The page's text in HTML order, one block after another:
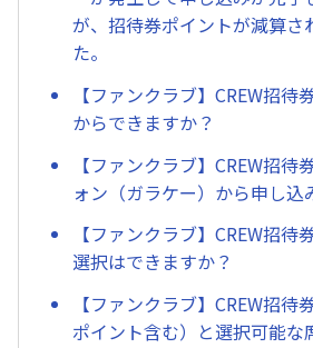
が、招待券ポイントが減算さ
た。
【ファンクラブ】CREW招
からできますか？
【ファンクラブ】CREW招待
ォン（ガラケー）から申し込
【ファンクラブ】CREW招
選択はできますか？
【ファンクラブ】CREW招
ポイント含む）と選択可能な